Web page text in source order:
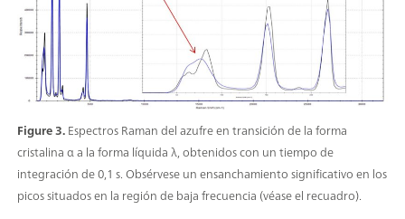
Figure 3.Espectros Raman del azufre en transición de la forma
cristalina α a la forma líquida λ, obtenidos con un tiempo de
integración de 0,1 s. Obsérvese un ensanchamiento significativo en los
picos situados en la región de baja frecuencia (véase el recuadro).